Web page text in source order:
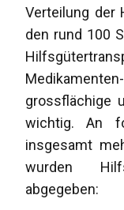
Verteilung der
den rund 100
grossflächige
wichtig. An
insgesamt
wurden
abgegeben: